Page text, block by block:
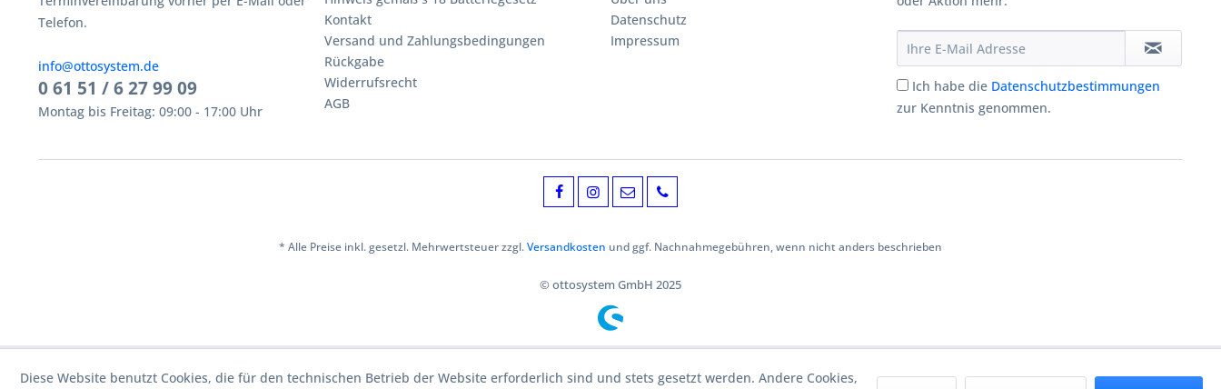
Telefon.
info@ottosystem.de
0 61 51 / 6 27 99 09
Montag bis Freitag: 09:00 - 17:00 Uhr
Kontakt
Versand und Zahlungsbedingungen
Rückgabe
Widerrufsrecht
AGB
Datenschutz
Impressum
Ich habe die Datenschutzbestimmungen
zur Kenntnis genommen.
* Alle Preise inkl. gesetzl. Mehrwertsteuer zzgl.Versandkosten und ggf. Nachnahmegebühren, wenn nicht anders beschrieben
© ottosystem GmbH 2025
Diese Website benutzt Cookies, die für den technischen Betrieb der Website erforderlich sind und stets gesetzt werden. Andere Cookies,